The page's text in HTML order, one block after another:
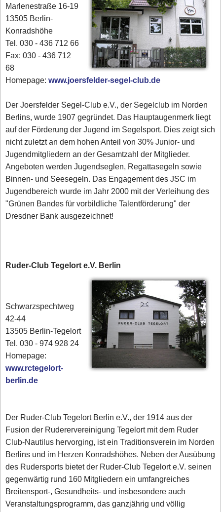
Marlenestraße 16-19
13505 Berlin-
Konradshöhe
Tel. 030 - 436 712 66
Fax: 030 - 436 712
68
Homepage:www.joersfelder-segel-club.de
Der Joersfelder Segel-Club e.V., der Segelclub im Norden
Berlins, wurde 1907 gegründet. Das Hauptaugenmerk liegt
auf der Förderung der Jugend im Segelsport. Dies zeigt sich
nicht zuletzt an dem hohen Anteil von 30% Junior- und
Jugendmitgliedern an der Gesamtzahl der Mitglieder.
Angeboten werden Jugendseglen, Regattasegeln sowie
Binnen- und Seesegeln. Das Engagement des JSC im
Jugendbereich wurde im Jahr 2000 mit der Verleihung des
"Grünen Bandes für vorbildliche Talentförderung" der
Dresdner Bank ausgezeichnet!
Ruder-Club Tegelort e.V. Berlin
Schwarzspechtweg
42-44
13505 Berlin-Tegelort
Tel. 030 - 974 928 24
Homepage:
www.rctegelort-
berlin.de
Der Ruder-Club Tegelort Berlin e.V., der 1914 aus der
Fusion der Ruderervereinigung Tegelort mit dem Ruder
Club-Nautilus hervorging, ist ein Traditionsverein im Norden
Berlins und im Herzen Konradshöhes. Neben der Ausübung
des Rudersports bietet der Ruder-Club Tegelort e.V. seinen
gegenwärtig rund 160 Mitgliedern ein umfangreiches
Breitensport-, Gesundheits- und insbesondere auch
Veranstaltungsprogramm, das ganzjährig und völlig